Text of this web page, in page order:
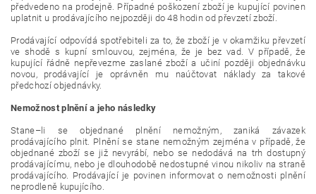
předvedeno na prodejně. Případné poškození zboží je kupující povinen
uplatnit u prodávajícího nejpozději do 48 hodin od převzetí zboží.
Prodávající odpovídá spotřebiteli za to, že zboží je v okamžiku převzetí
ve shodě s kupní smlouvou, zejména, že je bez vad. V případě, že
kupující řádně nepřevezme zaslané zboží a učiní později objednávku
novou, prodávající je oprávněn mu naúčtovat náklady za takové
předchozí objednávky.
Nemožnost plnění a jeho následky
Stane–li se objednané plnění nemožným, zaniká závazek
prodávajícího plnit. Plnění se stane nemožným zejména v případě, že
objednané zboží se již nevyrábí, nebo se nedodává na trh dostupný
prodávajícímu, nebo je dlouhodobě nedostupné vinou nikoliv na straně
prodávajícího. Prodávající je povinen informovat o nemožnosti plnění
neprodleně kupujícího.